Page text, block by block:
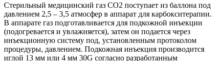
Стерильный медицинский газ СО2 поступает из баллона под
давлением 2,5 – 3,5 атмосфер в аппарат для карбокситерапии.
В аппарате газ подготавливается для подкожной инъекции
(подогревается и увлажняется), затем он подается через
инъекционную систему под, установленным протоколом
процедуры, давлением. Подкожная инъекция производится
иглой 13 мм или 4 мм 30G согласно разработанным